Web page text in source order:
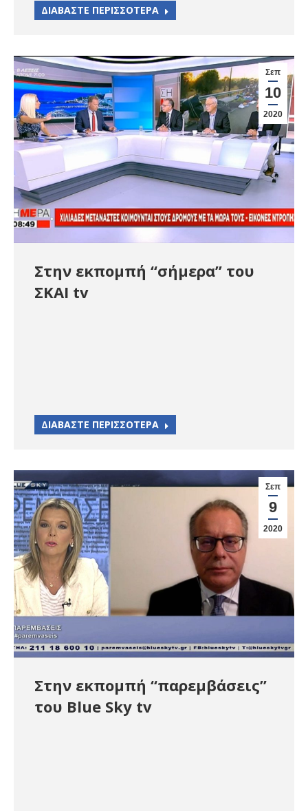
ΔΙΑΒΑΣΤΕ ΠΕΡΙΣΣΟΤΕΡΑ
Σεπ
10
2020
Στην εκπομπή “σήμερα” του
ΣΚΑΙ tv
ΔΙΑΒΑΣΤΕ ΠΕΡΙΣΣΟΤΕΡΑ
Σεπ
9
2020
Στην εκπομπή “παρεμβάσεις”
του Blue Sky tv